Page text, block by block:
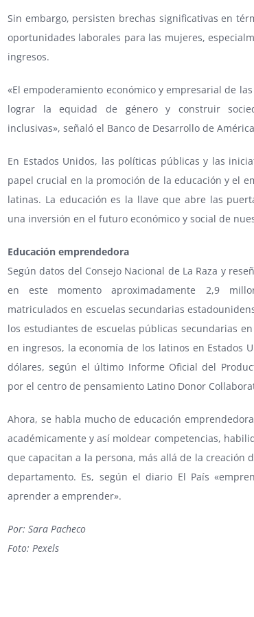
Sin embargo, persisten brechas significativas en
oportunidades laborales para las mujeres,
ingresos.
«El empoderamiento económico y empresarial de
lograr la equidad de género y construir
inclusivas», señaló el Banco de Desarrollo de
En Estados Unidos, las políticas públicas y las
papel crucial en la promoción de la educación y el
latinas. La educación es la llave que abre las
una inversión en el futuro económico y social de
Educación emprendedora
Según datos del Consejo Nacional de La Raza y
en este momento aproximadamente 2,9
matriculados en escuelas secundarias
los estudiantes de escuelas públicas secundarias
en ingresos, la economía de los latinos en Estados
dólares, según el último Informe Oficial del
por el centro de pensamiento Latino Donor
Ahora, se habla mucho de educación
académicamente y así moldear competencias,
que capacitan a la persona, más allá de la creación
departamento. Es, según el diario El País
aprender a emprender».
Por: Sara Pacheco
Foto: Pexels